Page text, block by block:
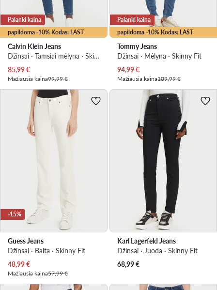
papildoma -10% Kodas: LAST
Palanki kaina
Calvin Klein Jeans
Džinsai · Tamsiai mėlyna · Skinny Fit
Dabartinė kaina
85,99€
Mažiausia kaina99,99 €
papildoma -10% Kodas: LAST
Palanki kaina
Tommy Jeans
Džinsai · Mėlyna · Skinny Fit
Dabartinė kaina
94,99€
Mažiausia kaina109,99 €
-15%
Guess Jeans
Džinsai · Balta · Skinny Fit
Dabartinė kaina
48,99€
Mažiausia kaina57,99 €
Karl Lagerfeld Jeans
Džinsai · Juoda · Skinny Fit
68,99€